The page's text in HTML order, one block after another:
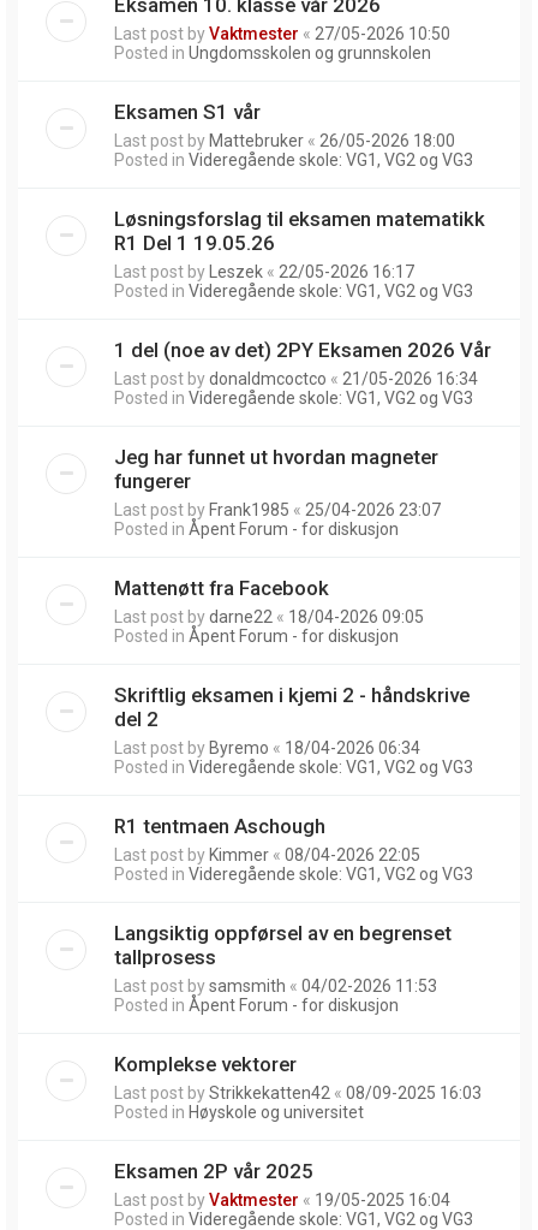
Last post byVaktmester « 27/05-2026 10:50
Posted in Ungdomsskolen og grunnskolen
Eksamen S1 vår
Last post by Mattebruker « 26/05-2026 18:00
Posted in Videregående skole: VG1, VG2 og VG3
Løsningsforslag til eksamen matematikk
R1 Del 1 19.05.26
Last post by Leszek « 22/05-2026 16:17
Posted in Videregående skole: VG1, VG2 og VG3
1 del (noe av det) 2PY Eksamen 2026 Vår
Last post bydonaldmcoctco « 21/05-2026 16:34
Posted in Videregående skole: VG1, VG2 og VG3
Jeg har funnet ut hvordan magneter
fungerer
Last post by Frank1985 « 25/04-2026 23:07
Posted in Åpent Forum - for diskusjon
Mattenøtt fra Facebook
Last post bydarne22 « 18/04-2026 09:05
Posted in Åpent Forum - for diskusjon
Skriftlig eksamen i kjemi 2 - håndskrive
del 2
Last post by Byremo « 18/04-2026 06:34
Posted in Videregående skole: VG1, VG2 og VG3
R1 tentmaen Aschough
Last post by Kimmer « 08/04-2026 22:05
Posted in Videregående skole: VG1, VG2 og VG3
Langsiktig oppførsel av en begrenset
tallprosess
Last post bysamsmith « 04/02-2026 11:53
Posted in Åpent Forum - for diskusjon
Komplekse vektorer
Last post byStrikkekatten42 « 08/09-2025 16:03
Posted in Høyskole og universitet
Eksamen 2P vår 2025
Last post byVaktmester « 19/05-2025 16:04
Posted in Videregående skole: VG1, VG2 og VG3